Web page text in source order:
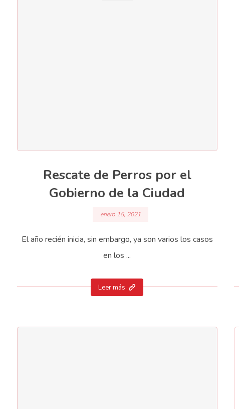
Rescate de Perros por el
Gobierno de la Ciudad
enero 15, 2021
El año recién inicia, sin embargo, ya son varios los casos
en los ...
Leer más